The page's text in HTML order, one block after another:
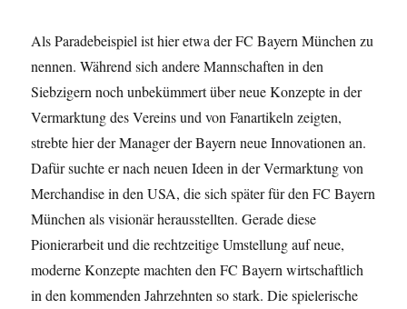
Als Paradebeispiel ist hier etwa der FC Bayern München zu
nennen. Während sich andere Mannschaften in den
Siebzigern noch unbekümmert über neue Konzepte in der
Vermarktung des Vereins und von Fanartikeln zeigten,
strebte hier der Manager der Bayern neue Innovationen an.
Dafür suchte er nach neuen Ideen in der Vermarktung von
Merchandise in den USA, die sich später für den FC Bayern
München als visionär herausstellten. Gerade diese
Pionierarbeit und die rechtzeitige Umstellung auf neue,
moderne Konzepte machten den FC Bayern wirtschaftlich
in den kommenden Jahrzehnten so stark. Die spielerische